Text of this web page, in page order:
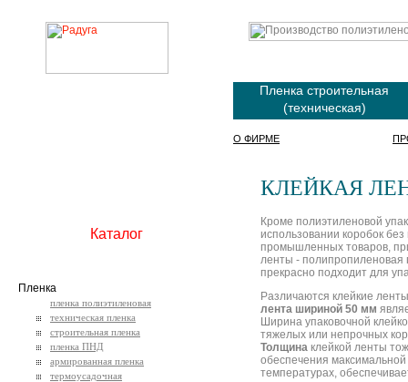
Пленка строительная
(техническая)
О ФИРМЕ
КЛЕЙКАЯ
Кроме полиэтиленовой
использовании коробок
промышленных товаров,
ленты - полипропиленовая
прекрасно подходит для
Различаются клейкие
лента шириной 50 мм
Ширина упаковочной
тяжелых или непрочных
Толщина клейкой ленты
обеспечения
температурах,
Каталог
Пленка
пленка полиэтиленовая
техническая пленка
строительная пленка
пленка ПНД
армированная пленка
термоусадочная